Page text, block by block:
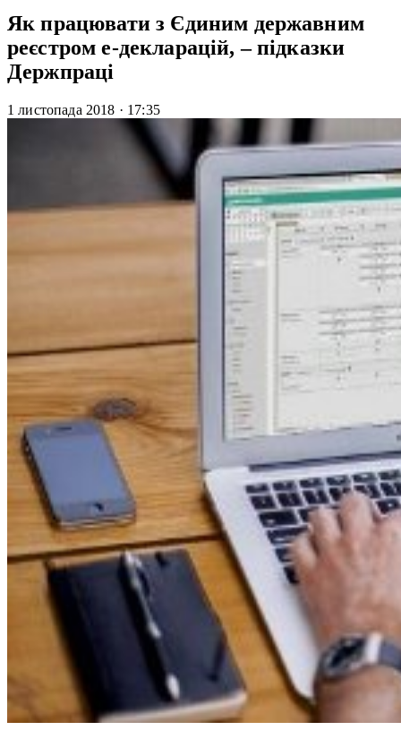
Як працювати з Єдиним державним
реєстром е-декларацій, – підказки
Держпраці
1 листопада 2018 · 17:35